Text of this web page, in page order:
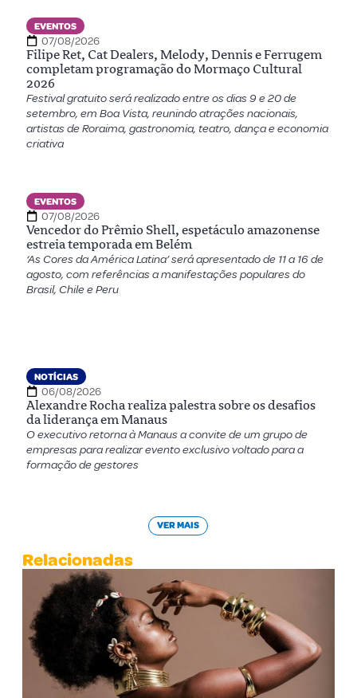
EVENTOS
07/08/2026
Filipe Ret, Cat Dealers, Melody, Dennis e Ferrugem
completam programação do Mormaço Cultural
2026
Festival gratuito será realizado entre os dias 9 e 20 de
setembro, em Boa Vista, reunindo atrações nacionais,
artistas de Roraima, gastronomia, teatro, dança e economia
criativa
EVENTOS
07/08/2026
Vencedor do Prêmio Shell, espetáculo amazonense
estreia temporada em Belém
‘As Cores da América Latina’ será apresentado de 11 a 16 de
agosto, com referências a manifestações populares do
Brasil, Chile e Peru
NOTÍCIAS
06/08/2026
Alexandre Rocha realiza palestra sobre os desafios
da liderança em Manaus
O executivo retorna à Manaus a convite de um grupo de
empresas para realizar evento exclusivo voltado para a
formação de gestores
VER MAIS
Relacionadas